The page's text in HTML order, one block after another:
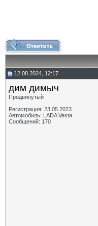
12.08.2024, 12:17
дим димыч
Продвинутый
Регистрация: 23.05.2023
Автомобиль: LADA Vesta
Сообщений: 170